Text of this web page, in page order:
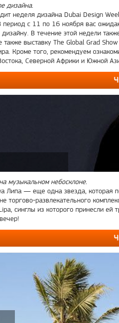
дизайна.
неделя дизайна Dubai Design
период с 11 по 16 ноября вас
В течение этой недели
выставку The Global Grad
Кроме того, рекомендуем
Северной Африки и Южной
музыкальном небосклоне.
Липа — еще одна звезда, которая
торгово-развлекательного
синглы из которого принесли